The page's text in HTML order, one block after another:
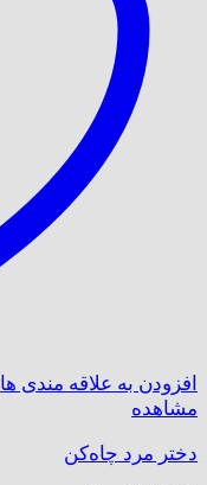
افزودن به علاقه مندی ها
مشاهده
دختر مرد چاه‌کن